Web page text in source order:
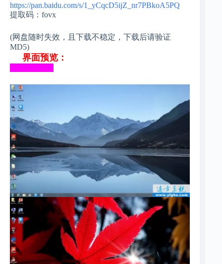
https://pan.baidu.com/s/1_yCqcD5ijZ_nr7PBkoA5PQ
提取码：fovx
(网盘随时失效，且下载不稳定，下载后请验证
MD5)
界面预览：